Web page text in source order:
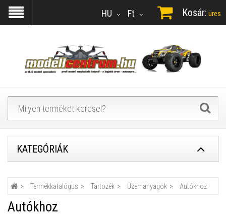
Ft
HU Kosár: üres
KATEGÓRIÁK
Termékkatalógus Tartozék Üzemanyagok Autókhoz
Autókhoz